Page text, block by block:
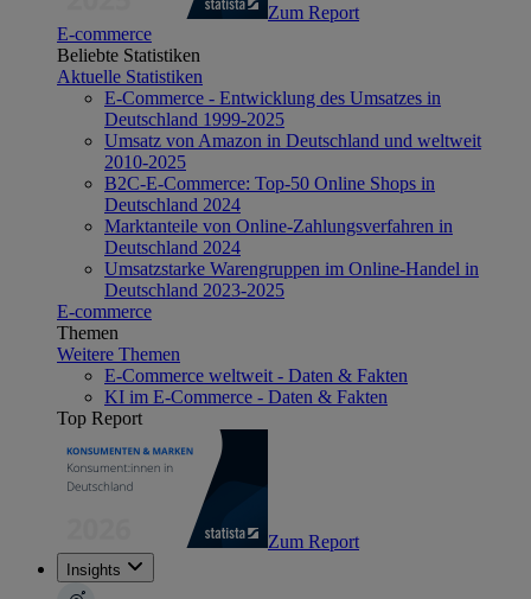
Zum Report
E-commerce
Beliebte Statistiken
Aktuelle Statistiken
E-Commerce - Entwicklung des Umsatzes in
Deutschland 1999-2025
Umsatz von Amazon in Deutschland und weltweit
2010-2025
B2C-E-Commerce: Top-50 Online Shops in
Deutschland 2024
Marktanteile von Online-Zahlungsverfahren in
Deutschland 2024
Umsatzstarke Warengruppen im Online-Handel in
Deutschland 2023-2025
E-commerce
Themen
Weitere Themen
E-Commerce weltweit - Daten & Fakten
KI im E-Commerce - Daten & Fakten
Top Report
Zum Report
Insights